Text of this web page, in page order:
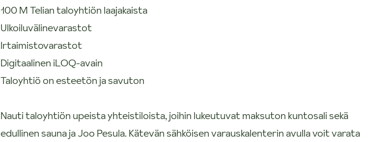
100 M Telian taloyhtiön laajakaista
Ulkoiluvälinevarastot
Irtaimistovarastot
Digitaalinen iLOQ-avain
Taloyhtiö on esteetön ja savuton
Nauti taloyhtiön upeista yhteistiloista, joihin lukeutuvat maksuton kuntosali sekä
edullinen sauna ja Joo Pesula. Kätevän sähköisen varauskalenterin avulla voit varata